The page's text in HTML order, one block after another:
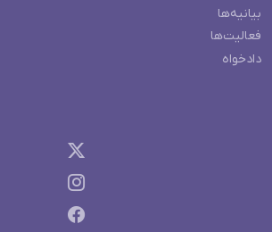
بیانیه‌ها
فعالیت‌ها
دادخواه